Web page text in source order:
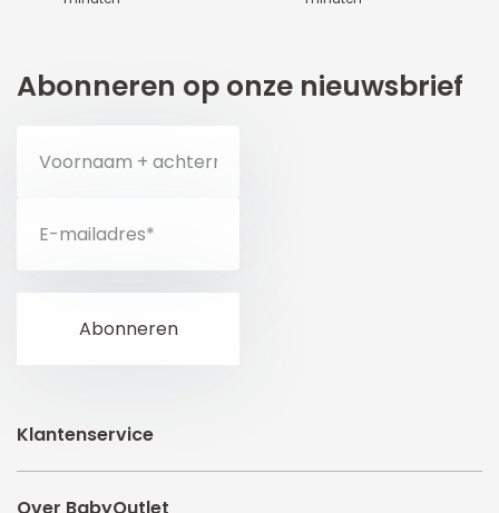
Abonneren op onze nieuwsbrief
Klantenservice
Over BabyOutlet